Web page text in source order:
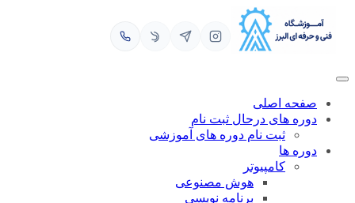
محتوا
صفحه اصلی
دوره های درحال ثبت نام
ثبت نام دوره های آموزشی
دوره ها
کامپیوتر
هوش مصنوعی
برنامه نویسی